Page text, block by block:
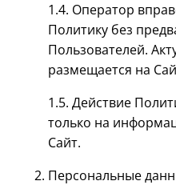
1.4. Оператор
Политику без
Пользователей.
размещается на
1.5. Действие
только на
Сайт.
Персональные